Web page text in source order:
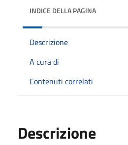
INDICE DELLA PAGINA
Descrizione
A cura di
Contenuti correlati
Descrizione